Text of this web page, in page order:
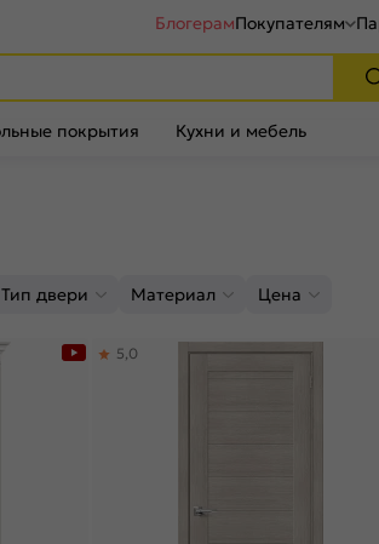
БлогерамПокупателям
покрытия Кухни и мебель
Тип двери Материал Цена
5,0